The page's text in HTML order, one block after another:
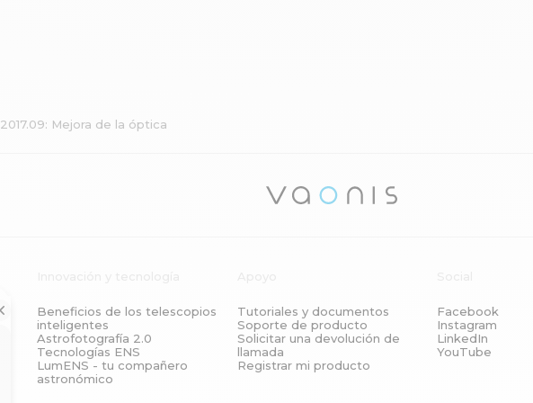
2017.09: Mejora de la óptica
Beneficios de los telescopios
inteligentes
Astrofotografía 2.0
Tecnologías ENS
LumENS - tu compañero
astronómico
Tutoriales y documentos
Soporte de producto
Solicitar una devolución de
llamada
Registrar mi producto
Facebook
Instagram
LinkedIn
YouTube
Explore